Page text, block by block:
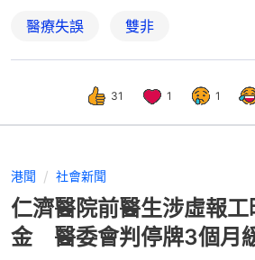
醫療失誤 雙非
31 1 1
港聞 社會新聞
仁濟醫院前醫生涉虛報工
金 醫委會判停牌3個月